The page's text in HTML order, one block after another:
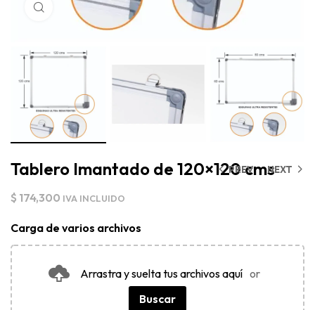
Click to enlarge
PREV NEXT
Tablero Imantado de 120×120 cms
$ 174,300 IVA INCLUIDO
Carga de varios archivos
Arrastra y suelta tus archivos aquí or
Buscar